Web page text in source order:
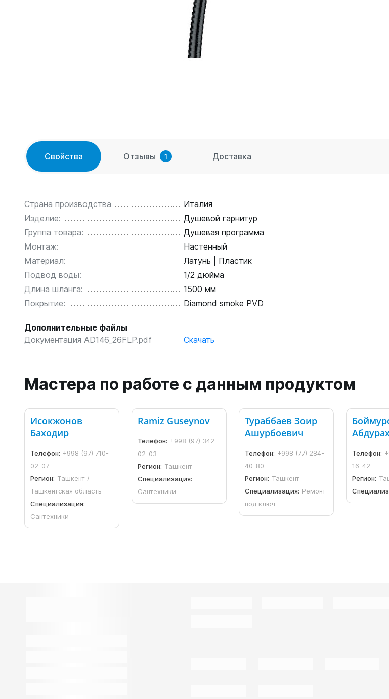
Свойства Отзывы 1 Доставка
Страна производства
Италия
Изделие:
Душевой гарнитур
Группа товара:
Душевая программа
Монтаж:
Настенный
Материал:
Латунь | Пластик
Подвод воды:
1/2 дюйма
Длина шланга:
1500 мм
Покрытие:
Diamond smoke PVD
Дополнительные файлы
Документация AD146_26FLP.pdf
Скачать
Мастера по работе с данным продуктом
Исокжонов
Баходир
Телефон: +998 (97) 710-
02-07
Регион: Ташкент /
Ташкентская область
Специализация:
Сантехники
Ramiz Guseynov
Телефон: +998 (97) 342-
02-03
Регион: Ташкент
Специализация:
Сантехники
Тураббаев Зоир
Ашурбоевич
Телефон: +998 (77) 284-
40-80
Регион: Ташкент
Специализация: Ремонт
под ключ
Телефон:
16-42
Регион: